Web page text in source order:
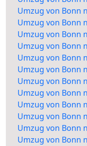
Umzug von Bonn
Umzug von Bonn
Umzug von Bonn
Umzug von Bonn
Umzug von Bonn
Umzug von Bonn
Umzug von Bonn
Umzug von Bonn
Umzug von Bonn
Umzug von Bonn
Umzug von Bonn
Umzug von Bonn